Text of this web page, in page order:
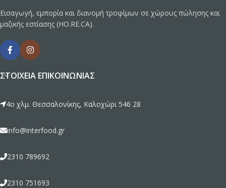
Εισαγωγή, εμπορία και διανομή τροφίμων σε χώρους πώλησης και
μαζικής εστίασης (HO.RE.CA).
ΣΤΟΙΧΕΊΑ ΕΠΙΚΟΙΝΩΝΊΑΣ
4ο χλμ. Θεσσαλονίκης, Καλοχώρι 546 28
info@interfood.gr
2310 789692
2310 751693